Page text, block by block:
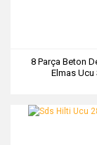
8 Parça Beton
Elmas Ucu